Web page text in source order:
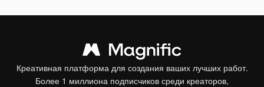
Креативная платформа для создания ваших лучших работ.
Более 1 миллиона подписчиков среди креаторов,